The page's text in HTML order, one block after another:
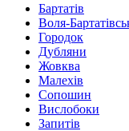
Бартатів
Воля-
Городок
Дубляни
Жовква
Малехів
Сопошин
Вислобоки
Запитів